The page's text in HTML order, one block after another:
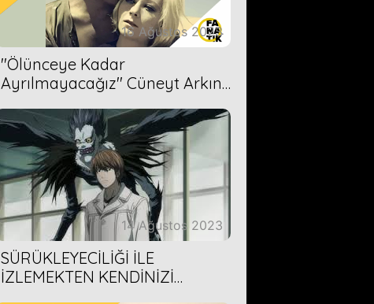
16 Ağustos 2023
''Ölünceye Kadar
Ayrılmayacağız'' Cüneyt Arkın-
14 Ağustos 2023
SÜRÜKLEYECİLİĞİ İLE
İZLEMEKTEN KENDİNİZİ